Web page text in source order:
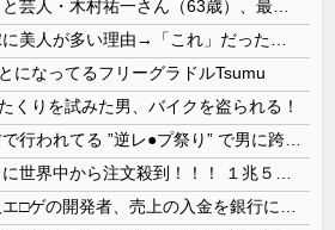
になってるフリーグラドルTsumu
くりを試みた男、バイクを盗られる！